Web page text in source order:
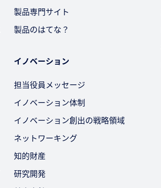
製品専門サイト
製品のはてな？
イノベーション
担当役員メッセージ
イノベーション体制
イノベーション創出の戦略領域
ネットワーキング
知的財産
研究開発